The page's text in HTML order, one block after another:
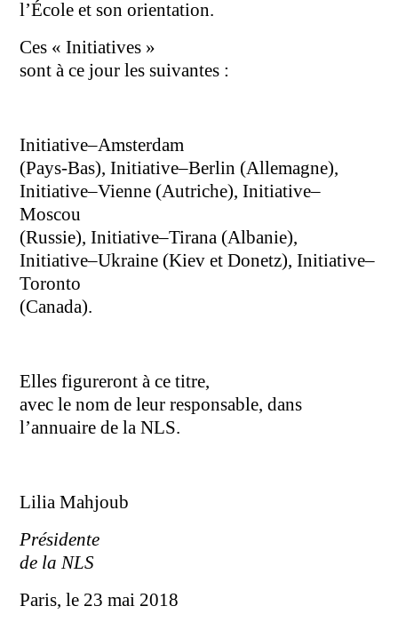
l’École et son orientation.
Ces « Initiatives »
sont à ce jour les suivantes :
Initiative–Amsterdam
(Pays-Bas), Initiative–Berlin (Allemagne),
Initiative–Vienne (Autriche), Initiative–
Moscou
(Russie), Initiative–Tirana (Albanie),
Initiative–Ukraine (Kiev et Donetz), Initiative–
Toronto
(Canada).
Elles figureront à ce titre,
avec le nom de leur responsable, dans
l’annuaire de la NLS.
Lilia Mahjoub
Présidente
de la NLS
Paris, le 23 mai 2018